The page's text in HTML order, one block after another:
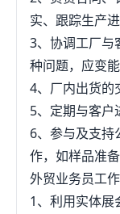
实、跟踪生产
3、协调工厂与
种问题，应变
4、厂内出货的
5、定期与客户
6、参与及支持
作，如样品准
外贸业务员工
1、利用实体展